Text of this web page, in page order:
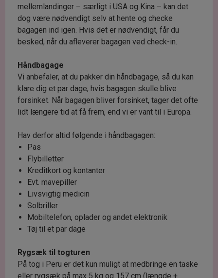
mellemlandinger – særligt i USA og Kina – kan det
dog være nødvendigt selv at hente og checke
bagagen ind igen. Hvis det er nødvendigt, får du
besked, når du afleverer bagagen ved check-in.
Håndbagage
Vi anbefaler, at du pakker din håndbagage, så du kan
klare dig et par dage, hvis bagagen skulle blive
forsinket. Når bagagen bliver forsinket, tager det ofte
lidt længere tid at få frem, end vi er vant til i Europa.
Hav derfor altid følgende i håndbagagen:
Pas
Flybilletter
Kreditkort og kontanter
Evt. mavepiller
Livsvigtig medicin
Solbriller
Mobiltelefon, oplader og andet elektronik
Tøj til et par dage
Rygsæk til togturen
På tog i Peru er det kun muligt at medbringe en taske
eller rygsæk på max 5 kg og 157 cm (længde +